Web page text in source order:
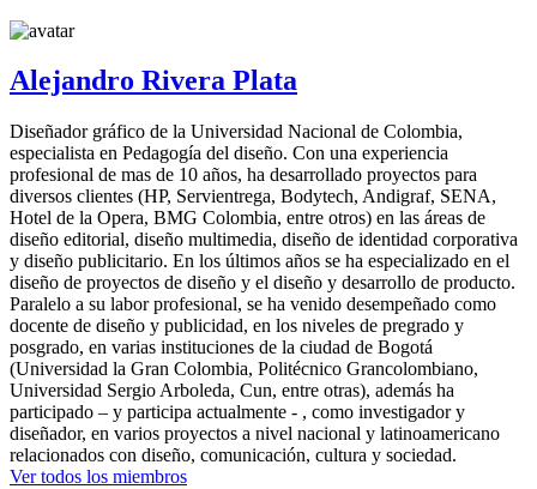
Alejandro Rivera Plata
Diseñador gráfico de la Universidad Nacional de Colombia,
especialista en Pedagogía del diseño. Con una experiencia
profesional de mas de 10 años, ha desarrollado proyectos para
diversos clientes (HP, Servientrega, Bodytech, Andigraf, SENA,
Hotel de la Opera, BMG Colombia, entre otros) en las áreas de
diseño editorial, diseño multimedia, diseño de identidad corporativa
y diseño publicitario. En los últimos años se ha especializado en el
diseño de proyectos de diseño y el diseño y desarrollo de producto.
Paralelo a su labor profesional, se ha venido desempeñado como
docente de diseño y publicidad, en los niveles de pregrado y
posgrado, en varias instituciones de la ciudad de Bogotá
(Universidad la Gran Colombia, Politécnico Grancolombiano,
Universidad Sergio Arboleda, Cun, entre otras), además ha
participado – y participa actualmente - , como investigador y
diseñador, en varios proyectos a nivel nacional y latinoamericano
relacionados con diseño, comunicación, cultura y sociedad.
Ver todos los miembros